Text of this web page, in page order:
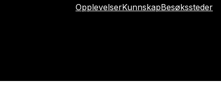
OpplevelserKunnskapBesøkssteder